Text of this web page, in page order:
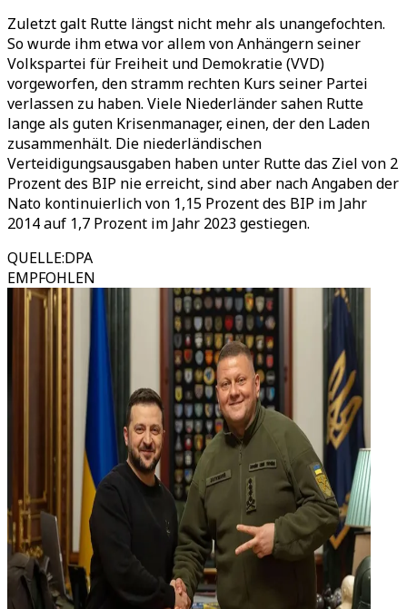
Zuletzt galt Rutte längst nicht mehr als unangefochten.
So wurde ihm etwa vor allem von Anhängern seiner
Volkspartei für Freiheit und Demokratie (VVD)
vorgeworfen, den stramm rechten Kurs seiner Partei
verlassen zu haben. Viele Niederländer sahen Rutte
lange als guten Krisenmanager, einen, der den Laden
zusammenhält. Die niederländischen
Verteidigungsausgaben haben unter Rutte das Ziel von 2
Prozent des BIP nie erreicht, sind aber nach Angaben der
Nato kontinuierlich von 1,15 Prozent des BIP im Jahr
2014 auf 1,7 Prozent im Jahr 2023 gestiegen.
QUELLE:DPA
EMPFOHLEN